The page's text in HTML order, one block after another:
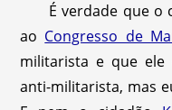
É verdade que o
ao Congresso de
militarista e que ele
anti-militarista, mas